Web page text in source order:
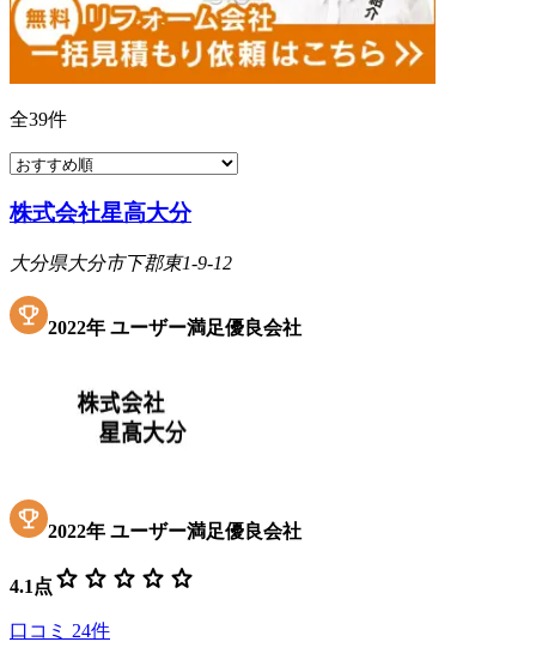
全39件
株式会社星高大分
大分県大分市下郡東1-9-12
2022年 ユーザー満足優良会社
2022年 ユーザー満足優良会社
4.1 点 star star star star star
口コミ 24件